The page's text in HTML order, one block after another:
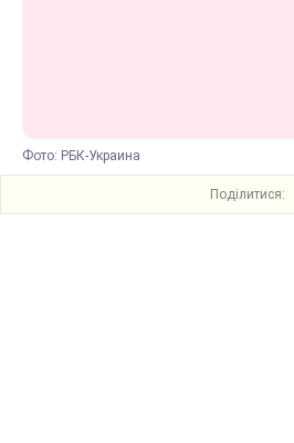
Фото: РБК-Украина
Поділитися: